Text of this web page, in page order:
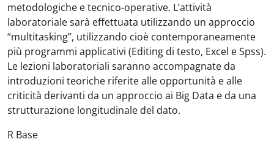
metodologiche e tecnico-operative. L’attività
laboratoriale sarà effettuata utilizzando un approccio
“multitasking”, utilizzando cioè contemporaneamente
più programmi applicativi (Editing di testo, Excel e Spss).
Le lezioni laboratoriali saranno accompagnate da
introduzioni teoriche riferite alle opportunità e alle
criticità derivanti da un approccio ai Big Data e da una
strutturazione longitudinale del dato.
R Base